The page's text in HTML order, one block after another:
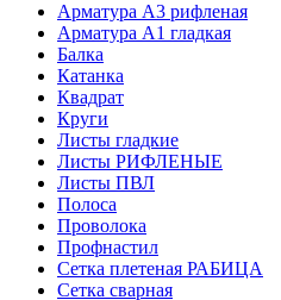
Арматура А3 рифленая
Арматура А1 гладкая
Балка
Катанка
Квадрат
Круги
Листы гладкие
Листы РИФЛЕНЫЕ
Листы ПВЛ
Полоса
Проволока
Профнастил
Сетка плетеная РАБИЦА
Сетка сварная